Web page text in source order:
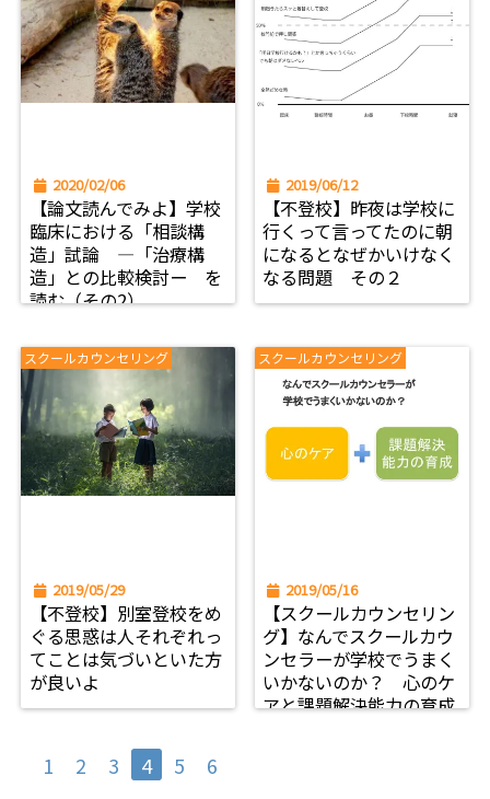
2020/02/06
【論文読んでみよ】学校
臨床における「相談構
造」試論 ―「治療構
造」との比較検討ー を
読む（その2）
2019/06/12
【不登校】昨夜は学校に
行くって言ってたのに朝
になるとなぜかいけなく
なる問題 その２
スクールカウンセリング
2019/05/29
【不登校】別室登校をめ
ぐる思惑は人それぞれっ
てことは気づいといた方
が良いよ
スクールカウンセリング
2019/05/16
【スクールカウンセリン
グ】なんでスクールカウ
ンセラーが学校でうまく
いかないのか？ 心のケ
アと課題解決能力の育成
1 2 3 4 5 6